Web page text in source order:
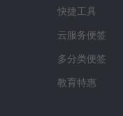
快捷工具
云服务便签
多分类便签
教育特惠